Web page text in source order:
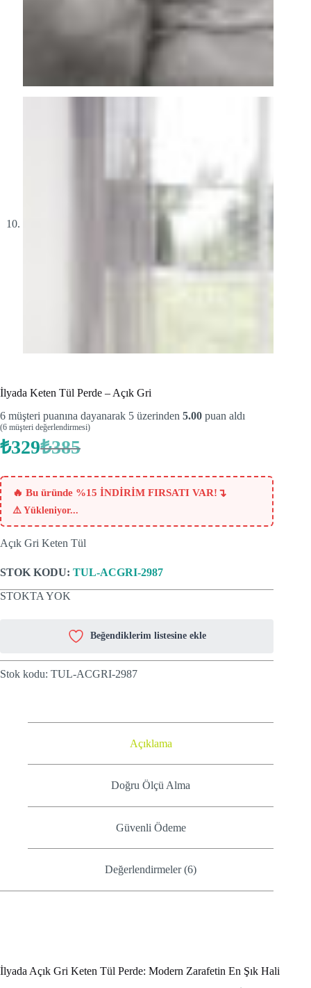
İlyada Keten Tül Perde – Açık Gri
6 müşteri puanına dayanarak 5 üzerinden 5.00 puan aldı
(6 müşteri değerlendirmesi)
₺385
Orijinal
₺385.
₺329Şu
fiyat:
₺329.
🔥 Bu üründe %15 İNDİRİM FIRSATI VAR! ↴
⚠️ Yükleniyor...
Açık Gri Keten Tül
STOK KODU: TUL-ACGRI-2987
STOKTA YOK
Beğendiklerim listesine ekle
Stok kodu: TUL-ACGRI-2987
Açıklama
Doğru Ölçü Alma
Güvenli Ödeme
Değerlendirmeler (6)
İlyada Açık Gri Keten Tül Perde: Modern Zarafetin En Şık Hali